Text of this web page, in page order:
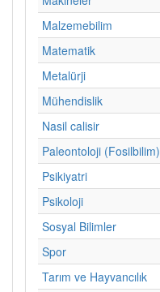
Malzemebilim
Matematik
Metalürji
Mühendislik
Nasil calisir
Paleontoloji (Fosilbilim)
Psikiyatri
Psikoloji
Sosyal Bilimler
Spor
Tarım ve Hayvancılık